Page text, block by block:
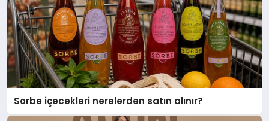
Sorbe içecekleri nerelerden satın alınır?